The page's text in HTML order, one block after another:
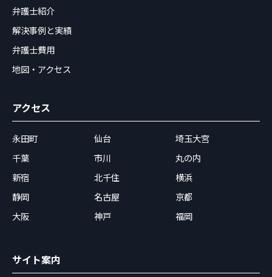
弁護士紹介
解決事例と実績
弁護士費用
地図・アクセス
アクセス
永田町 仙台
埼玉大宮
千葉
市川
丸の内
新宿
北千住
横浜
静岡
名古屋
京都
大阪
神戸 福岡
サイト案内